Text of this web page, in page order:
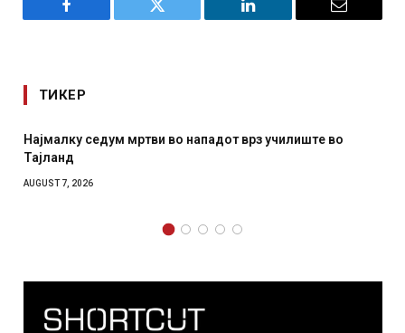
Facebook Twitter LinkedIn Email
ТИКЕР
Најмалку седум мртви во нападот врз училиште во
Тајланд
AUGUST 7, 2026